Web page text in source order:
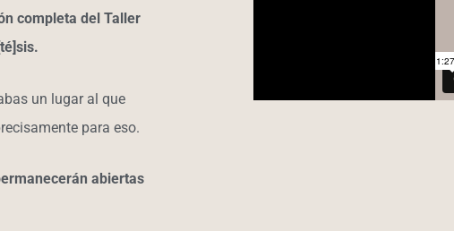
completa del Taller
un lugar al que
para eso.
abiertas